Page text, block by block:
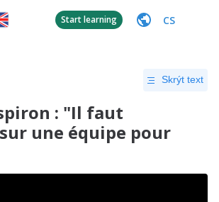
Start learning CS
Skrýt text
: "Il faut
une équipe pour